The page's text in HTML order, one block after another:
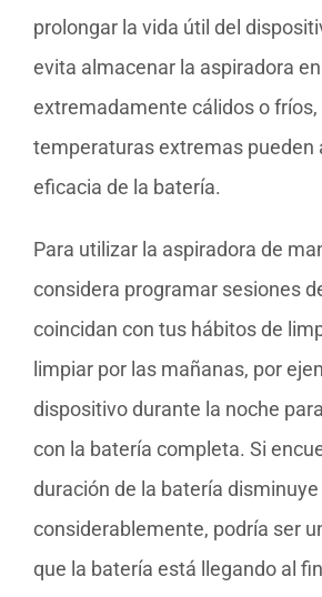
prolongar la vida útil del
evita almacenar la aspiradora
extremadamente cálidos o fríos,
temperaturas extremas pueden
eficacia de la batería.
Para utilizar la aspiradora de
considera programar sesiones
coincidan con tus hábitos de
limpiar por las mañanas, por
dispositivo durante la noche
con la batería completa. Si
duración de la batería disminuye
considerablemente, podría ser
que la batería está llegando al